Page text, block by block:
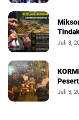
Juli 3,
Juli 3,